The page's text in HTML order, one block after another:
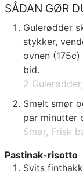
SÅDAN GØR
Gulerødder
stykker,
ovnen
bid.
2 Gulerødder,
Smelt smør
par minutter
Smør, Frisk
Pastinak-risotto
Svits